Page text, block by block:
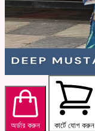
অর্ডার করুন কার্টে যোগ করুন